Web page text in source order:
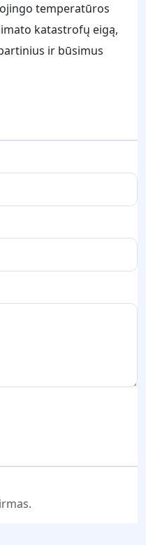
temperatūros
katastrofų eigą,
ir būsimus